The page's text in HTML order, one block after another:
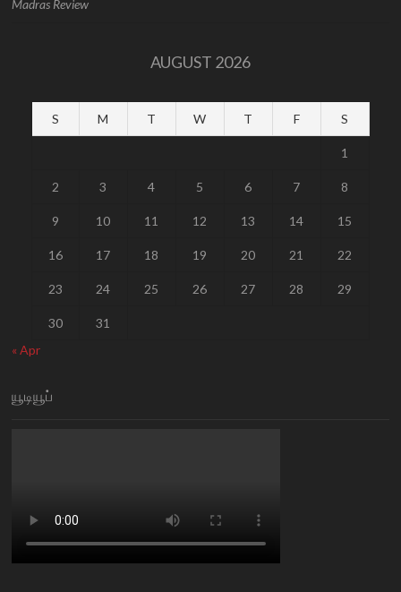
Madras Review
AUGUST 2026
S M T W T F S
1
2 3 4 5 6 7 8
9 10 11 12 13 14 15
16 17 18 19 20 21 22
23 24 25 26 27 28 29
30
31
« Apr
யூடியூப்